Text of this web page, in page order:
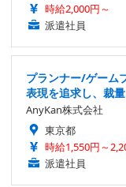
時給2,000円～
派遣社員
プランナー/ゲーム
表現を追求し、裁
AnyKan株式会社
東京都
時給1,550円～
派遣社員